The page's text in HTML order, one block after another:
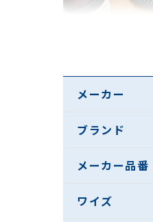
メーカー
ブランド
メーカー品番
ワイズ